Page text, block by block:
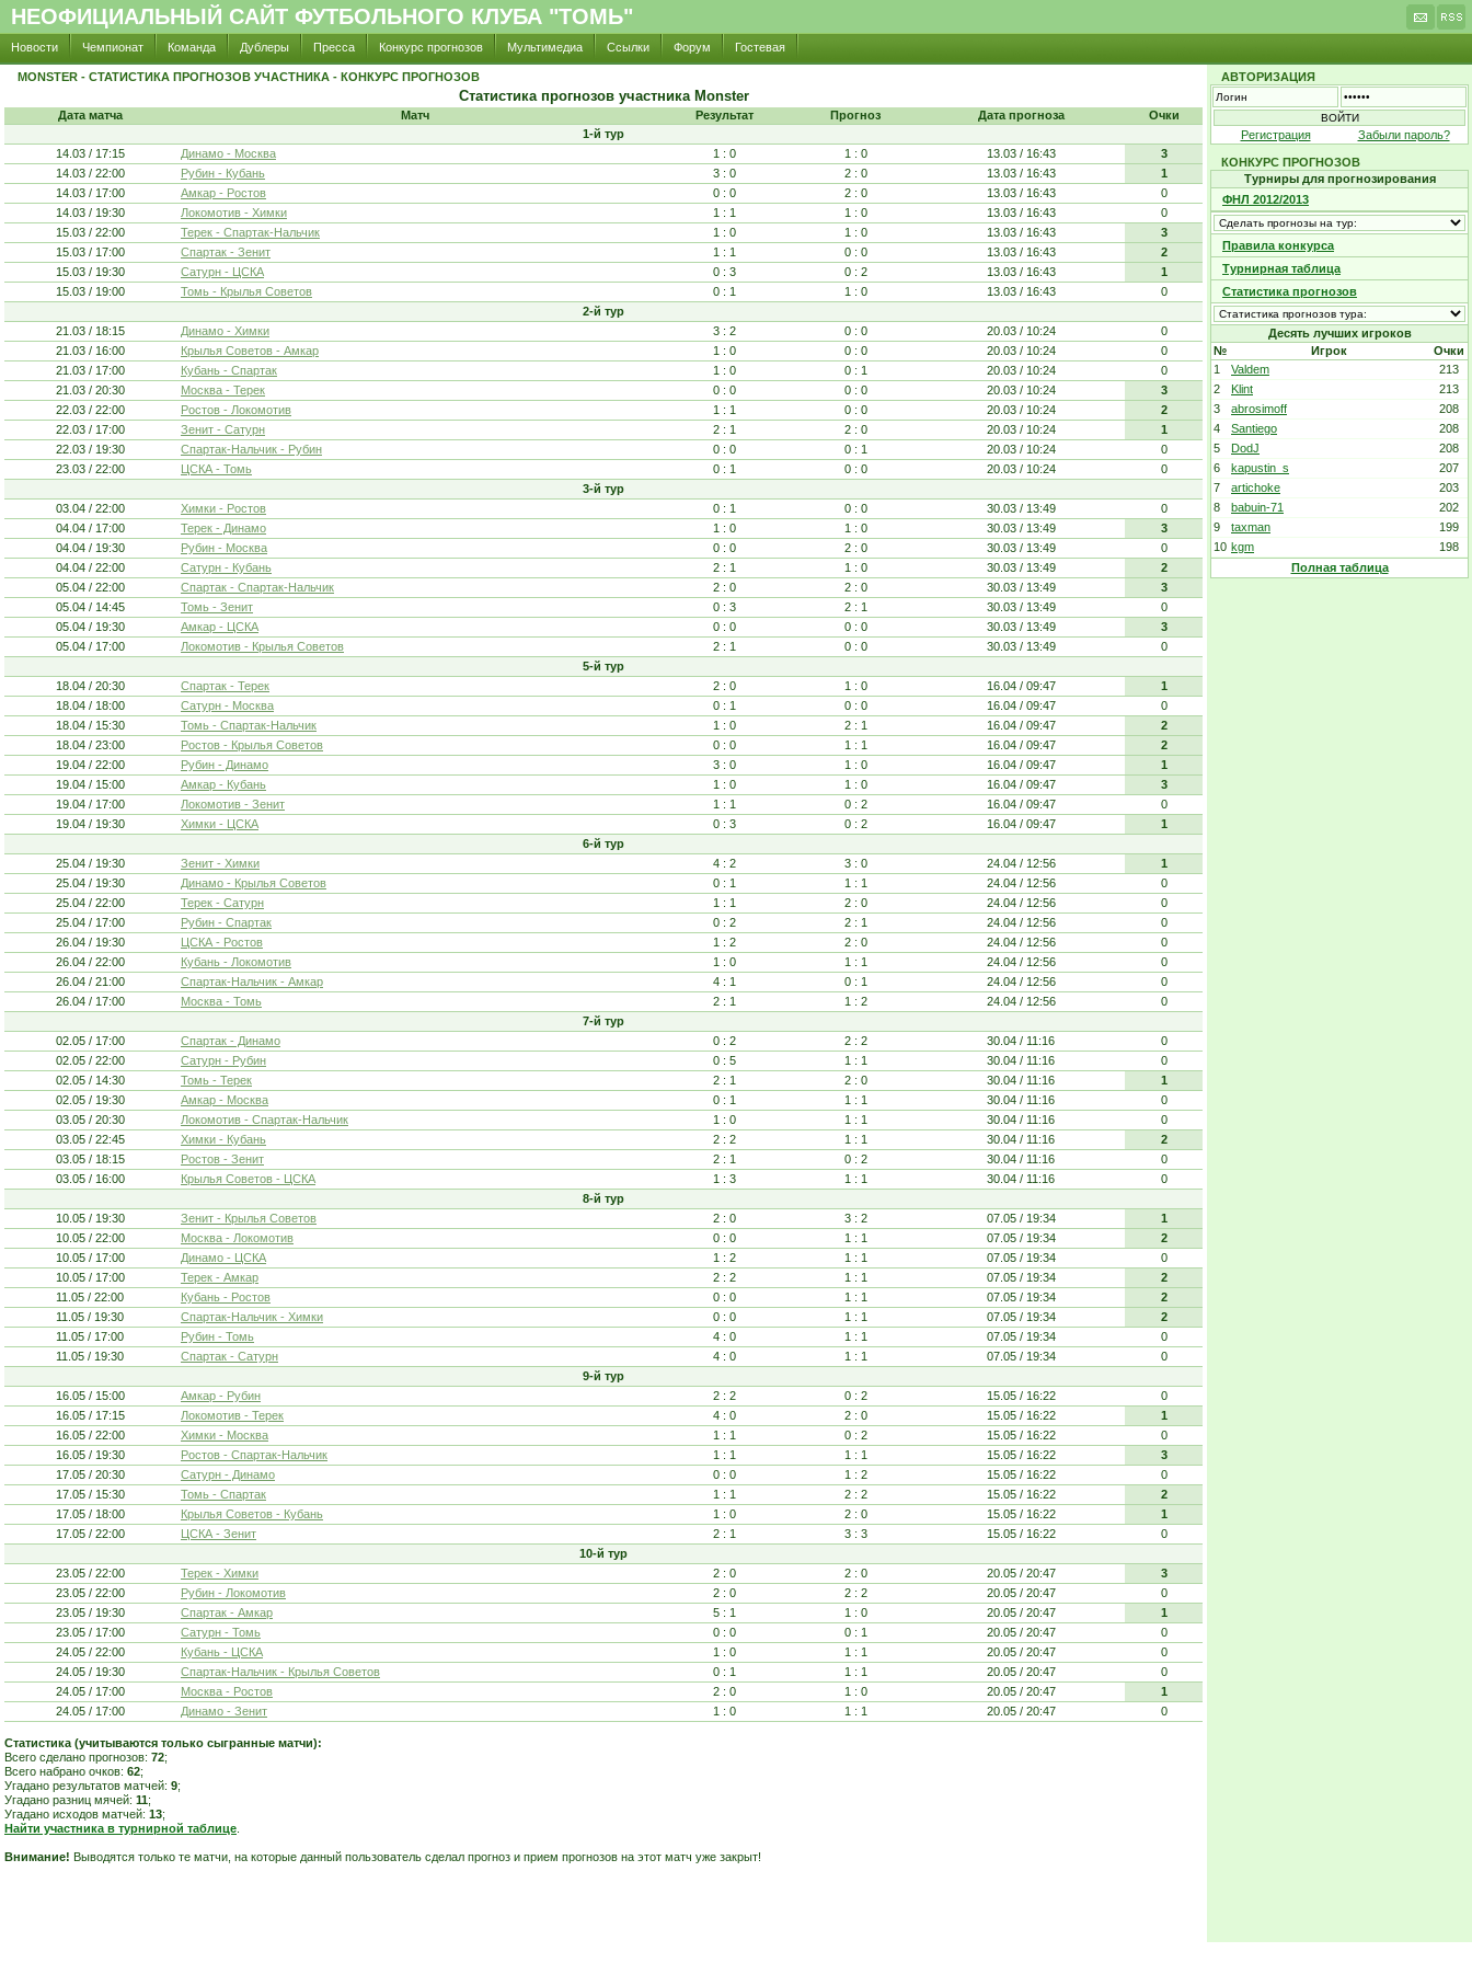
НЕОФИЦИАЛЬНЫЙ САЙТ ФУТБОЛЬНОГО КЛУБА "ТОМЬ"
Новости Чемпионат Команда Дублеры Пресса Конкурс прогнозов Мультимедиа Ссылки Форум Гостевая
MONSTER - СТАТИСТИКА ПРОГНОЗОВ УЧАСТНИКА - КОНКУРС ПРОГНОЗОВ
Статистика прогнозов участника Monster
Дата матча Матч Результат Прогноз Дата прогноза
Очки
1-й тур
14.03 / 17:15
Динамо - Москва 1 : 0 1 : 0 13.03 / 16:43
3
14.03 / 22:00
Рубин - Кубань 3 : 0 2 : 0 13.03 / 16:43
1
14.03 / 17:00
Амкар - Ростов 0 : 0 2 : 0 13.03 / 16:43
0
14.03 / 19:30
Локомотив - Химки 1 : 1 1 : 0 13.03 / 16:43
0
15.03 / 22:00
Терек - Спартак-Нальчик 1 : 0 1 : 0 13.03 / 16:43
3
15.03 / 17:00
Спартак - Зенит 1 : 1 0 : 0 13.03 / 16:43
2
15.03 / 19:30
Сатурн - ЦСКА 0 : 3 0 : 2 13.03 / 16:43
1
15.03 / 19:00
Томь - Крылья Советов 0 : 1 1 : 0 13.03 / 16:43
0
2-й тур
21.03 / 18:15
Динамо - Химки 3 : 2 0 : 0 20.03 / 10:24
0
21.03 / 16:00
Крылья Советов - Амкар 1 : 0 0 : 0 20.03 / 10:24
0
21.03 / 17:00
Кубань - Спартак 1 : 0 0 : 1 20.03 / 10:24
0
21.03 / 20:30
Москва - Терек 0 : 0 0 : 0 20.03 / 10:24
3
22.03 / 22:00
Ростов - Локомотив 1 : 1 0 : 0 20.03 / 10:24
2
22.03 / 17:00
Зенит - Сатурн 2 : 1 2 : 0 20.03 / 10:24
1
22.03 / 19:30
Спартак-Нальчик - Рубин 0 : 0 0 : 1 20.03 / 10:24
0
23.03 / 22:00
ЦСКА - Томь 0 : 1 0 : 0 20.03 / 10:24
0
3-й тур
03.04 / 22:00
Химки - Ростов 0 : 1 0 : 0 30.03 / 13:49
0
04.04 / 17:00
Терек - Динамо 1 : 0 1 : 0 30.03 / 13:49
3
04.04 / 19:30
Рубин - Москва 0 : 0 2 : 0 30.03 / 13:49
0
04.04 / 22:00
Сатурн - Кубань 2 : 1 1 : 0 30.03 / 13:49
2
05.04 / 22:00
Спартак - Спартак-Нальчик 2 : 0 2 : 0 30.03 / 13:49
3
05.04 / 14:45
Томь - Зенит 0 : 3 2 : 1 30.03 / 13:49
0
05.04 / 19:30
Амкар - ЦСКА 0 : 0 0 : 0 30.03 / 13:49
3
05.04 / 17:00
Локомотив - Крылья Советов 2 : 1 0 : 0 30.03 / 13:49
0
5-й тур
18.04 / 20:30
Спартак - Терек 2 : 0 1 : 0 16.04 / 09:47
1
18.04 / 18:00
Сатурн - Москва 0 : 1 0 : 0 16.04 / 09:47
0
18.04 / 15:30
Томь - Спартак-Нальчик 1 : 0 2 : 1 16.04 / 09:47
2
18.04 / 23:00
Ростов - Крылья Советов 0 : 0 1 : 1 16.04 / 09:47
2
19.04 / 22:00
Рубин - Динамо 3 : 0 1 : 0 16.04 / 09:47
1
19.04 / 15:00
Амкар - Кубань 1 : 0 1 : 0 16.04 / 09:47
3
19.04 / 17:00
Локомотив - Зенит 1 : 1 0 : 2 16.04 / 09:47
0
19.04 / 19:30
Химки - ЦСКА 0 : 3 0 : 2 16.04 / 09:47
1
6-й тур
25.04 / 19:30
Зенит - Химки 4 : 2 3 : 0 24.04 / 12:56
1
25.04 / 19:30
Динамо - Крылья Советов 0 : 1 1 : 1 24.04 / 12:56
0
25.04 / 22:00
Терек - Сатурн 1 : 1 2 : 0 24.04 / 12:56
0
25.04 / 17:00
Рубин - Спартак 0 : 2 2 : 1 24.04 / 12:56
0
26.04 / 19:30
ЦСКА - Ростов 1 : 2 2 : 0 24.04 / 12:56
0
26.04 / 22:00
Кубань - Локомотив 1 : 0 1 : 1 24.04 / 12:56
0
26.04 / 21:00
Спартак-Нальчик - Амкар 4 : 1 0 : 1 24.04 / 12:56
0
26.04 / 17:00
Москва - Томь 2 : 1 1 : 2 24.04 / 12:56
0
7-й тур
02.05 / 17:00
Спартак - Динамо 0 : 2 2 : 2 30.04 / 11:16
0
02.05 / 22:00
Сатурн - Рубин 0 : 5 1 : 1 30.04 / 11:16
0
02.05 / 14:30
Томь - Терек 2 : 1 2 : 0 30.04 / 11:16
1
02.05 / 19:30
Амкар - Москва 0 : 1 1 : 1 30.04 / 11:16
0
03.05 / 20:30
Локомотив - Спартак-Нальчик 1 : 0 1 : 1 30.04 / 11:16
0
03.05 / 22:45
Химки - Кубань 2 : 2 1 : 1 30.04 / 11:16
2
03.05 / 18:15
Ростов - Зенит 2 : 1 0 : 2 30.04 / 11:16
0
03.05 / 16:00
Крылья Советов - ЦСКА 1 : 3 1 : 1 30.04 / 11:16
0
8-й тур
10.05 / 19:30
Зенит - Крылья Советов 2 : 0 3 : 2 07.05 / 19:34
1
10.05 / 22:00
Москва - Локомотив 0 : 0 1 : 1 07.05 / 19:34
2
10.05 / 17:00
Динамо - ЦСКА 1 : 2 1 : 1 07.05 / 19:34
0
10.05 / 17:00
Терек - Амкар 2 : 2 1 : 1 07.05 / 19:34
2
11.05 / 22:00
Кубань - Ростов 0 : 0 1 : 1 07.05 / 19:34
2
11.05 / 19:30
Спартак-Нальчик - Химки 0 : 0 1 : 1 07.05 / 19:34
2
11.05 / 17:00
Рубин - Томь 4 : 0 1 : 1 07.05 / 19:34
0
11.05 / 19:30
Спартак - Сатурн 4 : 0 1 : 1 07.05 / 19:34
0
9-й тур
16.05 / 15:00
Амкар - Рубин 2 : 2 0 : 2 15.05 / 16:22
0
16.05 / 17:15
Локомотив - Терек 4 : 0 2 : 0 15.05 / 16:22
1
16.05 / 22:00
Химки - Москва 1 : 1 0 : 2 15.05 / 16:22
0
16.05 / 19:30
Ростов - Спартак-Нальчик 1 : 1 1 : 1 15.05 / 16:22
3
17.05 / 20:30
Сатурн - Динамо 0 : 0 1 : 2 15.05 / 16:22
0
17.05 / 15:30
Томь - Спартак 1 : 1 2 : 2 15.05 / 16:22
2
17.05 / 18:00
Крылья Советов - Кубань 1 : 0 2 : 0 15.05 / 16:22
1
17.05 / 22:00
ЦСКА - Зенит 2 : 1 3 : 3 15.05 / 16:22
0
10-й тур
23.05 / 22:00
Терек - Химки 2 : 0 2 : 0 20.05 / 20:47
3
23.05 / 22:00
Рубин - Локомотив 2 : 0 2 : 2 20.05 / 20:47
0
23.05 / 19:30
Спартак - Амкар 5 : 1 1 : 0 20.05 / 20:47
1
23.05 / 17:00
Сатурн - Томь 0 : 0 0 : 1 20.05 / 20:47
0
24.05 / 22:00
Кубань - ЦСКА 1 : 0 1 : 1 20.05 / 20:47
0
24.05 / 19:30
Спартак-Нальчик - Крылья Советов 0 : 1 1 : 1 20.05 / 20:47
0
24.05 / 17:00
Москва - Ростов 2 : 0 1 : 0 20.05 / 20:47
1
24.05 / 17:00
Динамо - Зенит 1 : 0 1 : 1 20.05 / 20:47 0
Статистика (учитываются только сыгранные матчи):
Всего сделано прогнозов: 72;
Всего набрано очков: 62;
Угадано результатов матчей: 9;
Угадано разниц мячей: 11;
Угадано исходов матчей: 13;
Найти участника в турнирной таблице
Внимание! Выводятся только те матчи, на которые данный пользователь сделал прогноз и прием прогнозов на этот матч уже закрыт!
АВТОРИЗАЦИЯ
Регистрация Забыли пароль?
КОНКУРС ПРОГНОЗОВ
Турниры для прогнозирования
ФНЛ 2012/2013
Правила конкурса
Турнирная таблица
Статистика прогнозов
Десять лучших игроков
№
Игрок
Очки
1
Valdem
213
2
Klint
213
3
abrosimoff
208
4
Santiego
208
5
DodJ
208
6
kapustin_s
207
7
artichoke
203
8
babuin-71
202
9
taxman
199
10 kgm
198
Полная таблица